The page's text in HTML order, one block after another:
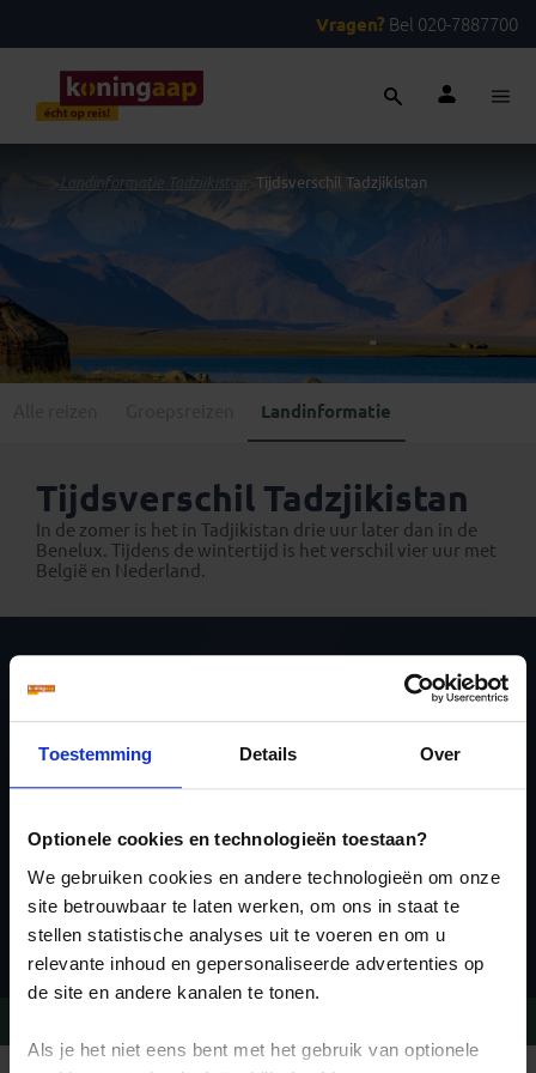
Toestemming Details Over
Optionele cookies en technologieën toestaan?
We gebruiken cookies en andere technologieën om onze
site betrouwbaar te laten werken, om ons in staat te
stellen statistische analyses uit te voeren en om u
relevante inhoud en gepersonaliseerde advertenties op
de site en andere kanalen te tonen.
Als je het niet eens bent met het gebruik van optionele
Vragen? Bel 020-7887700
Landinformatie Tadzjikistan Tijdsverschil Tadzjikistan
Landinformatie
Tijdsverschil Tadzjikistan
In de zomer is het in Tadjikistan drie uur later dan in de
Benelux. Tijdens de wintertijd is het verschil vier uur met
België en Nederland.
Schrijf je in voor de
nieuwsbrief
Inschrijven